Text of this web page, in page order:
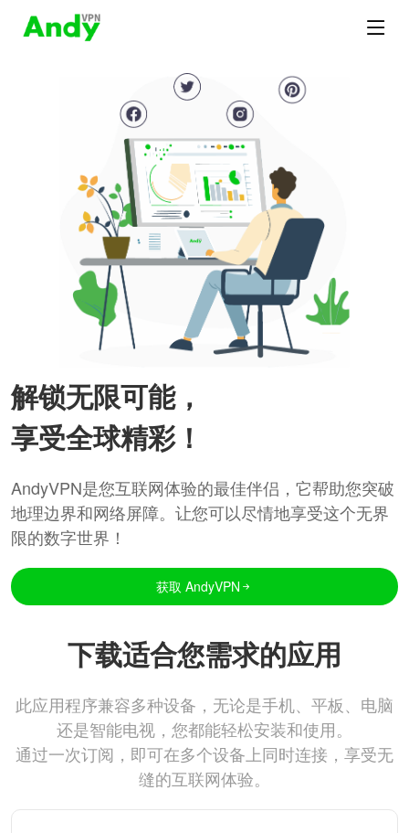
解锁无限可能，
享受全球精彩！
AndyVPN是您互联网体验的最佳伴侣，它帮助您突破
地理边界和网络屏障。让您可以尽情地享受这个无界
限的数字世界！
获取 AndyVPN
下载适合您需求的应用
此应用程序兼容多种设备，无论是手机、平板、电脑
还是智能电视，您都能轻松安装和使用。
通过一次订阅，即可在多个设备上同时连接，享受无
缝的互联网体验。